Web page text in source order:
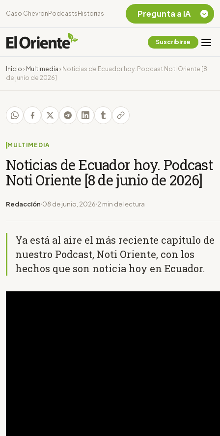
Caso Chevron Podcasts Historias
Suscribirse
Inicio › Multimedia › Noticias de Ecuador hoy. Podcast Noti Oriente [8
de junio de 2026]
MULTIMEDIA
Noticias de Ecuador hoy. Podcast
Noti Oriente [8 de junio de 2026]
Redacción 08 de junio, 2026 2 min de lectura
Ya está al aire el más reciente capítulo de
nuestro Podcast, Noti Oriente, con los
hechos que son noticia hoy en Ecuador.
Pregunta a IA
Chevron Ecuador